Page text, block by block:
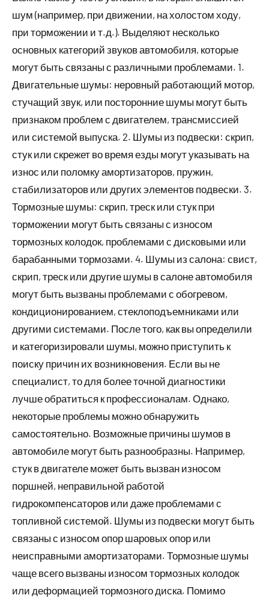
шум (например, при движении, на холостом ходу,
при торможении и т.д.). Выделяют несколько
основных категорий звуков автомобиля, которые
могут быть связаны с различными проблемами. 1.
Двигательные шумы: неровный работающий мотор,
стучащий звук, или посторонние шумы могут быть
признаком проблем с двигателем, трансмиссией
или системой выпуска. 2. Шумы из подвески: скрип,
стук или скрежет во время езды могут указывать на
износ или поломку амортизаторов, пружин,
стабилизаторов или других элементов подвески. 3.
Тормозные шумы: скрип, треск или стук при
торможении могут быть связаны с износом
тормозных колодок, проблемами с дисковыми или
барабанными тормозами. 4. Шумы из салона: свист,
скрип, треск или другие шумы в салоне автомобиля
могут быть вызваны проблемами с обогревом,
кондиционированием, стеклоподъемниками или
другими системами. После того, как вы определили
и категоризировали шумы, можно приступить к
поиску причин их возникновения. Если вы не
специалист, то для более точной диагностики
лучше обратиться к профессионалам. Однако,
некоторые проблемы можно обнаружить
самостоятельно. Возможные причины шумов в
автомобиле могут быть разнообразны. Например,
стук в двигателе может быть вызван износом
поршней, неправильной работой
гидрокомпенсаторов или даже проблемами с
топливной системой. Шумы из подвески могут быть
связаны с износом опор шаровых опор или
неисправными амортизаторами. Тормозные шумы
чаще всего вызваны износом тормозных колодок
или деформацией тормозного диска. Помимо